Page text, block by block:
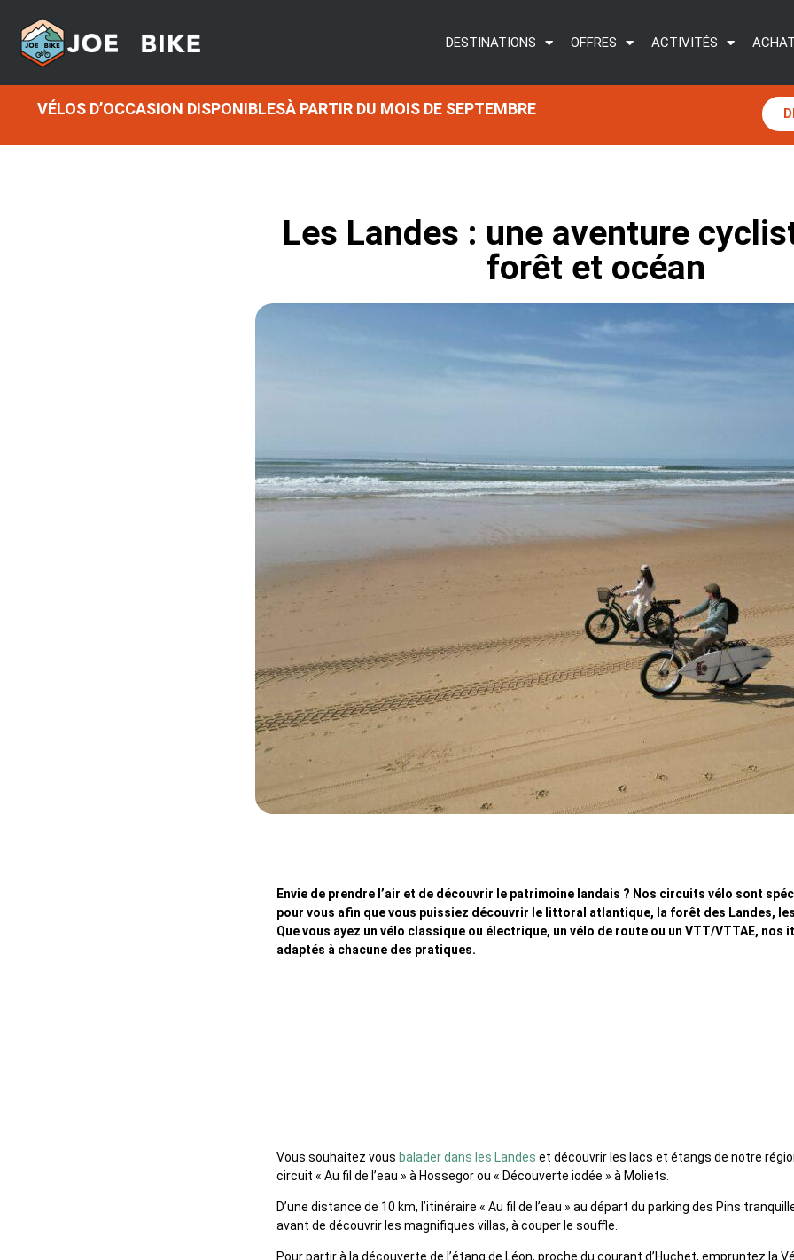
DESTINATIONS OFFRES ACTIVITÉS
VÉLOS D’OCCASION DISPONIBLESÀ PARTIR DU MOIS DE SEPTEMBRE
Les Landes : une aventure
forêt et océan
Envie de prendre l’air et de découvrir le patrimoine landais ? Nos circuits vélo sont
pour vous afin que vous puissiez découvrir le littoral atlantique, la forêt des Landes,
Que vous ayez un vélo classique ou électrique, un vélo de route ou un VTT/VTTAE, nos
adaptés à chacune des pratiques.
Vous souhaitez vous balader dans les Landes et découvrir les lacs et étangs de notre
circuit « Au fil de l’eau » à Hossegor ou « Découverte iodée » à Moliets.
D’une distance de 10 km, l’itinéraire « Au fil de l’eau » au départ du parking des Pins
avant de découvrir les magnifiques villas, à couper le souffle.
Pour partir à la découverte de l’étang de Léon, proche du courant d’Huchet, empruntez la